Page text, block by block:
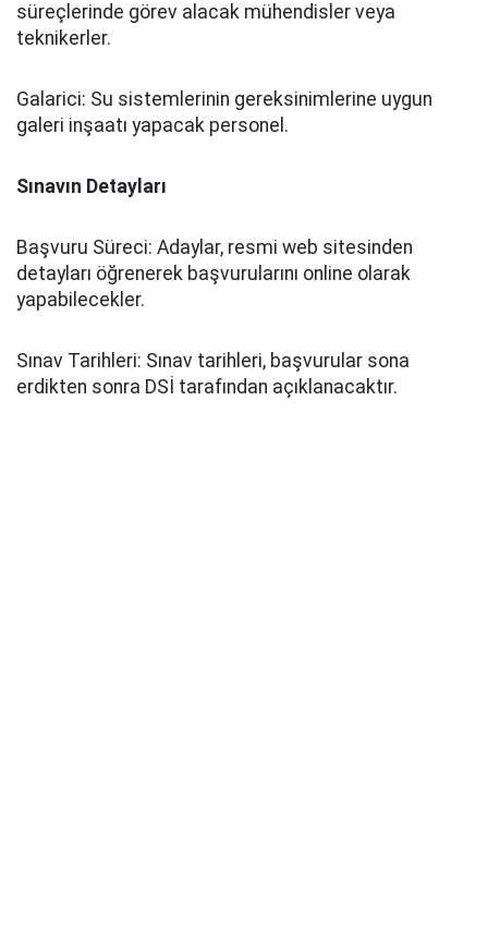
süreçlerinde görev alacak mühendisler veya
teknikerler.
Galarici: Su sistemlerinin gereksinimlerine uygun
galeri inşaatı yapacak personel.
Sınavın Detayları
Başvuru Süreci: Adaylar, resmi web sitesinden
detayları öğrenerek başvurularını online olarak
yapabilecekler.
Sınav Tarihleri: Sınav tarihleri, başvurular sona
erdikten sonra DSİ tarafından açıklanacaktır.